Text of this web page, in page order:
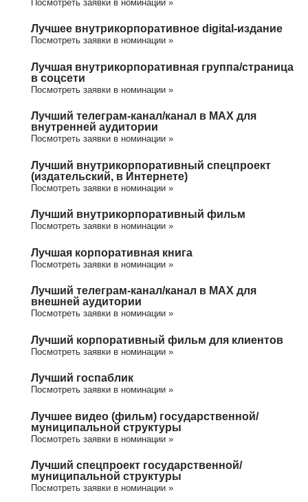
Посмотреть заявки в номинации »
Лучшее внутрикорпоративное digital-издание
Посмотреть заявки в номинации »
Лучшая внутрикорпоративная группа/cтраница
в соцсети
Посмотреть заявки в номинации »
Лучший телеграм-канал/канал в МАХ для
внутренней аудитории
Посмотреть заявки в номинации »
Лучший внутрикорпоративный спецпроект
(издательский, в Интернете)
Посмотреть заявки в номинации »
Лучший внутрикорпоративный фильм
Посмотреть заявки в номинации »
Лучшая корпоративная книга
Посмотреть заявки в номинации »
Лучший телеграм-канал/канал в МАХ для
внешней аудитории
Посмотреть заявки в номинации »
Лучший корпоративный фильм для клиентов
Посмотреть заявки в номинации »
Лучший госпаблик
Посмотреть заявки в номинации »
Лучшее видео (фильм) государственной/
муниципальной структуры
Посмотреть заявки в номинации »
Лучший спецпроект государственной/
муниципальной структуры
Посмотреть заявки в номинации »